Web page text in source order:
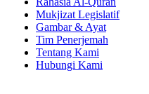
Mukjizat Legislatif
Gambar & Ayat
Tim Penerjemah
Tentang Kami
Hubungi Kami